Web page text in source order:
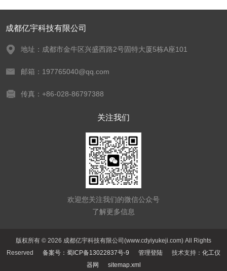
成都亿宇科技有限公司
地址：成都市金牛区兴盛西路2号固特大厦5栋A座101
邮箱：197765040@qq.com
传真：+86-028-86797388
关注我们
欢迎您关注我们的微信公众号
了解更多信息
版权所有 © 2026 成都亿宇科技有限公司(www.cdyiyukeji.com) All Rights
Reserved 备案号：蜀ICP备13022837号-9 管理登陆 技术支持： 化工仪
器网
sitemap.xml